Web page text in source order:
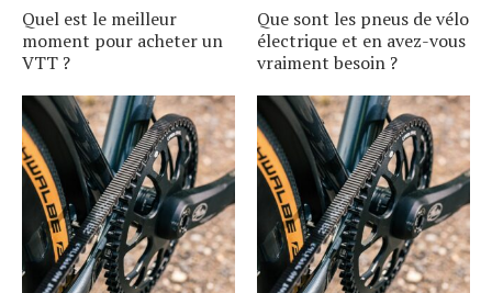
Quel est le meilleur
moment pour acheter un
VTT ?
Que sont les pneus de vélo
électrique et en avez-vous
vraiment besoin ?